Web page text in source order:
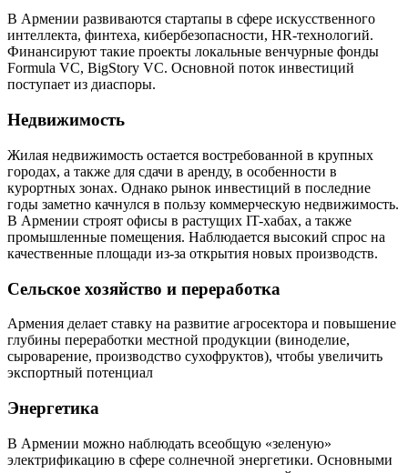
В Армении развиваются стартапы в сфере искусственного
интеллекта, финтеха, кибербезопасности, HR-технологий.
Финансируют такие проекты локальные венчурные фонды
Formula VC, BigStory VC. Основной поток инвестиций
поступает из диаспоры.
Недвижимость
Жилая недвижимость остается востребованной в крупных
городах, а также для сдачи в аренду, в особенности в
курортных зонах. Однако рынок инвестиций в последние
годы заметно качнулся в пользу коммерческую недвижимость.
В Армении строят офисы в растущих IT-хабах, а также
промышленные помещения. Наблюдается высокий спрос на
качественные площади из-за открытия новых производств.
Сельское хозяйство и переработка
Армения делает ставку на развитие агросектора и повышение
глубины переработки местной продукции (виноделие,
сыроварение, производство сухофруктов), чтобы увеличить
экспортный потенциал
Энергетика
В Армении можно наблюдать всеобщую «зеленую»
электрификацию в сфере солнечной энергетики. Основными